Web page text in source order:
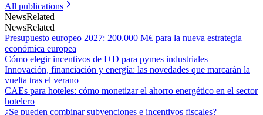
All publications
NewsRelated
NewsRelated
Presupuesto europeo 2027: 200.000 M€ para la nueva estrategia
económica europea
Cómo elegir incentivos de I+D para pymes industriales
Innovación, financiación y energía: las novedades que marcarán la
vuelta tras el verano
CAEs para hoteles: cómo monetizar el ahorro energético en el sector
hotelero
¿Se pueden combinar subvenciones e incentivos fiscales?